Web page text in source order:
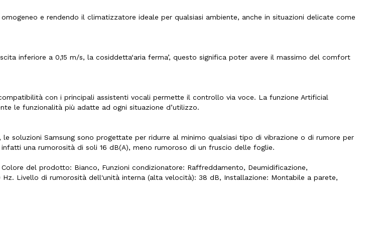
e rendendo il climatizzatore ideale per qualsiasi ambiente, anche in situazioni delicate come
inferiore a 0,15 m/s, la cosiddetta‘aria ferma’, questo significa poter avere il massimo del comfort
con i principali assistenti vocali permette il controllo via voce. La funzione Artificial
le funzionalità più adatte ad ogni situazione d’utilizzo.
soluzioni Samsung sono progettate per ridurre al minimo qualsiasi tipo di vibrazione o di rumore per
una rumorosità di soli 16 dB(A), meno rumoroso di un fruscio delle foglie.
del prodotto: Bianco, Funzioni condizionatore: Raffreddamento, Deumidificazione,
Hz. Livello di rumorosità dell'unità interna (alta velocità): 38 dB, Installazione: Montabile a parete,